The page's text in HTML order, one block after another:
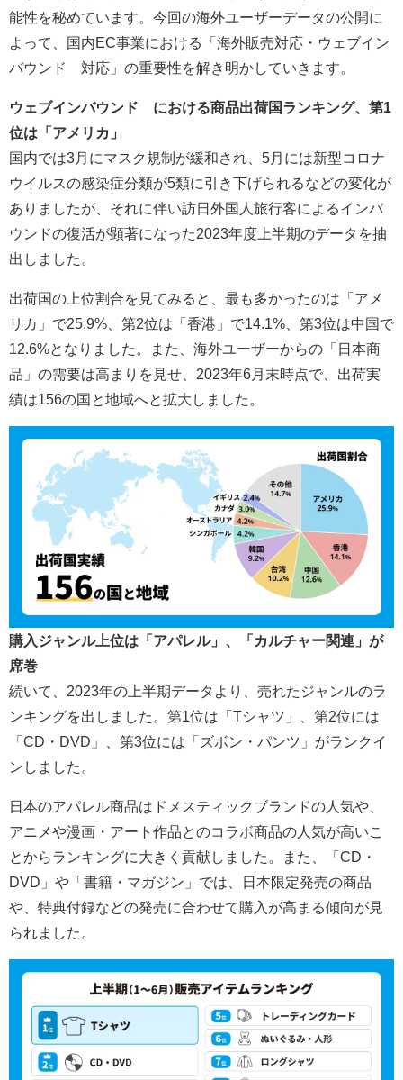
能性を秘めています。今回の海外ユーザーデータの公開に
よって、国内EC事業における「海外販売対応・ウェブイン
バウンド®︎対応」の重要性を解き明かしていきます。
ウェブインバウンド®︎における商品出荷国ランキング、第1
位は「アメリカ」
国内では3月にマスク規制が緩和され、5月には新型コロナ
ウイルスの感染症分類が5類に引き下げられるなどの変化が
ありましたが、それに伴い訪日外国人旅行客によるインバ
ウンドの復活が顕著になった2023年度上半期のデータを抽
出しました。
出荷国の上位割合を見てみると、最も多かったのは「アメ
リカ」で25.9%、第2位は「香港」で14.1%、第3位は中国で
12.6%となりました。また、海外ユーザーからの「日本商
品」の需要は高まりを見せ、2023年6月末時点で、出荷実
績は156の国と地域へと拡大しました。
購入ジャンル上位は「アパレル」、「カルチャー関連」が
席巻
続いて、2023年の上半期データより、売れたジャンルのラ
ンキングを出しました。第1位は「Tシャツ」、第2位には
「CD・DVD」、第3位には「ズボン・パンツ」がランクイ
ンしました。
日本のアパレル商品はドメスティックブランドの人気や、
アニメや漫画・アート作品とのコラボ商品の人気が高いこ
とからランキングに大きく貢献しました。また、「CD・
DVD」や「書籍・マガジン」では、日本限定発売の商品
や、特典付録などの発売に合わせて購入が高まる傾向が見
られました。